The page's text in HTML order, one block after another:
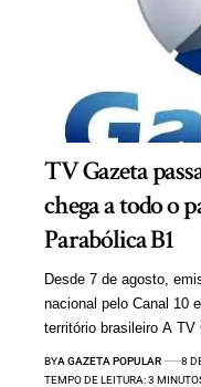
TV Gazeta
chega a todo o
Parabólica B1
Desde 7 de agosto,
nacional pelo Canal 10
território brasileiro A TV
BYA GAZETA POPULAR
8
TEMPO DE LEITURA: 3